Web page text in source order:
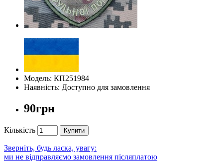
Модель: КП251984
Наявність: Доступно для замовлення
90грн
Кількість Купити
Зверніть, будь ласка, увагу:
ми не відправляємо замовлення післяплатою